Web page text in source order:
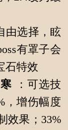
由选择，眩
有罩子会
石特效
：可选技
，增伤幅度
效果；33%